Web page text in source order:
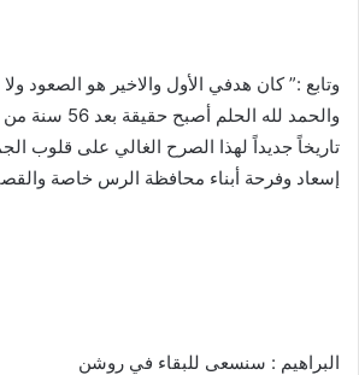
وتابع :” كان هدفي الأول والاخير هو الصعود
والحمد لله الحلم
تاريخاً جديداً لهذا الصرح الغالي على قلوب
إسعاد وفرحة أبناء محافظة الرس خاصة
البراهيم : سنسعى للبقاء في روشن